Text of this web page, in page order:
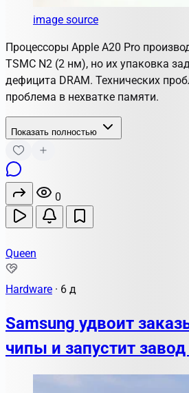
image source
Процессоры Apple A20 Pro
TSMC N2 (2 нм), но их упаковка
дефицита DRAM. Технических
проблема в нехватке памяти.
Показать полностью
0
Queen
Hardware · 6 д
Samsung удвоит
чипы и запустит завод